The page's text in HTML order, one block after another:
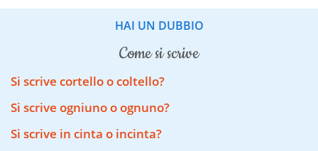
HAI UN DUBBIO
come si scrive
Si scrive cortello o coltello?
Si scrive ogniuno o ognuno?
Si scrive in cinta o incinta?